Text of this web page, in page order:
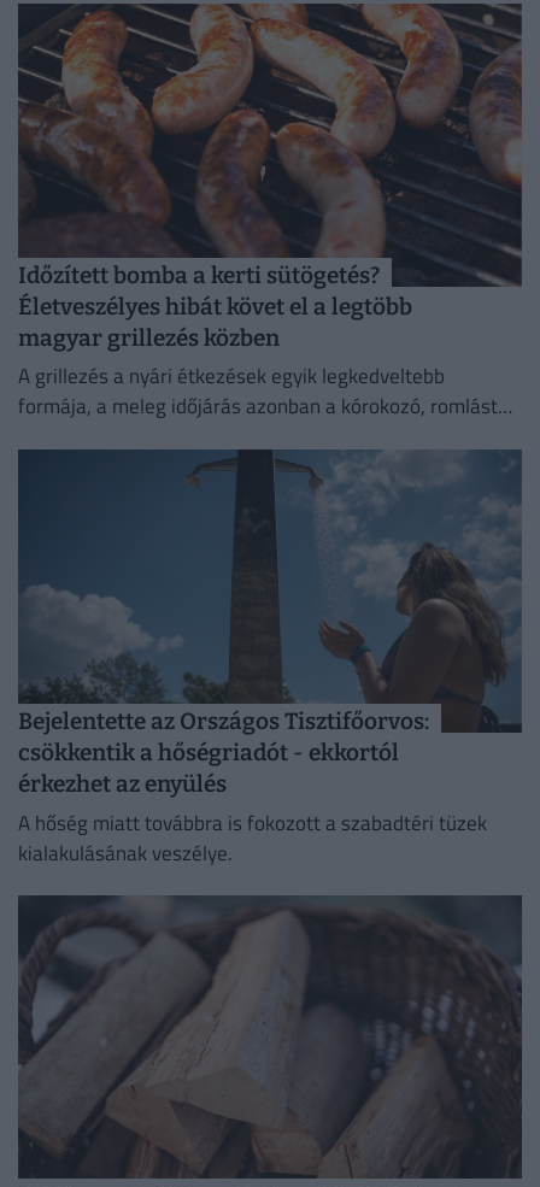
Időzített bomba a kerti sütögetés?
Életveszélyes hibát követ el a legtöbb
magyar grillezés közben
A grillezés a nyári étkezések egyik legkedveltebb
formája, a meleg időjárás azonban a kórokozó, romlást
Bejelentette az Országos Tisztifőorvos:
csökkentik a hőségriadót - ekkortól
érkezhet az enyülés
A hőség miatt továbbra is fokozott a szabadtéri tüzek
kialakulásának veszélye.